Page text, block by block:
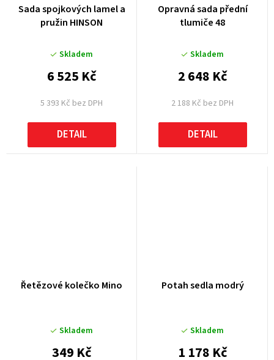
Sada spojkových lamel a
pružin HINSON
Skladem
5 393 Kč bez DPH
6 525 Kč
DETAIL
Opravná sada přední
tlumiče 48
Skladem
2 188 Kč bez DPH
2 648 Kč
DETAIL
Řetězové kolečko Mino
Skladem
349 Kč
Potah sedla modrý
Skladem
1 178 Kč